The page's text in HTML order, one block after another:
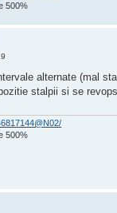
500%
alternate (mal
stalpii si se
500%